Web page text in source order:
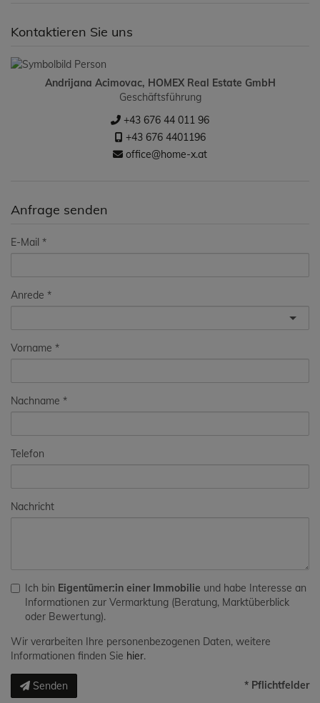
Kontaktieren Sie uns
Andrijana Acimovac, HOMEX Real Estate GmbH
Geschäftsführung
+43 676 44 011 96
+43 676 4401196
office@home-x.at
Anfrage senden
E-Mail
Anrede
Vorname
Nachname
Telefon
Nachricht
Ich bin Eigentümer:in einer Immobilie und habe Interesse an
Informationen zur Vermarktung (Beratung, Marktüberblick
oder Bewertung).
Wir verarbeiten Ihre personenbezogenen Daten, weitere
Informationen finden Sie hier.
Senden * Pflichtfelder